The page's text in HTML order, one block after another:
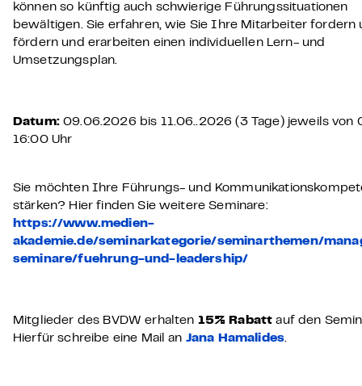
können so künftig auch schwierige Führungssituationen
bewältigen. Sie erfahren, wie Sie Ihre Mitarbeiter fordern
fördern und erarbeiten einen individuellen Lern- und
Umsetzungsplan.
Datum:09.06.2026 bis 11.06..2026 (3 Tage) jeweils von
16:00 Uhr
Sie möchten Ihre Führungs- und
stärken? Hier finden Sie weitere Seminare:
https://www.medien-
akademie.de/seminarkategorie/seminarthemen/
seminare/fuehrung-und-leadership/
Mitglieder des BVDW erhalten 15% Rabatt auf den
Hierfür schreibe eine Mail an Jana Hamalides.